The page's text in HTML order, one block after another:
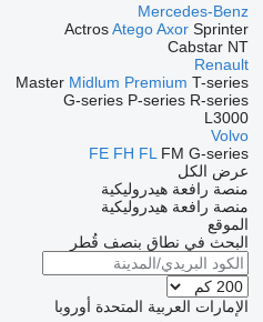
Mercedes-Benz
Actros Atego Axor Sprinter
Cabstar NT
Renault
Master Midlum Premium T-series
G-series P-series R-series
L3000
Volvo
FE FH FL FM G-series
عرض الكل
منصة رافعة هيدروليكية
منصة رافعة هيدروليكية
الموقع
البحث في نطاق بنصف قُطر
الإمارات العربية المتحدة أوروبا